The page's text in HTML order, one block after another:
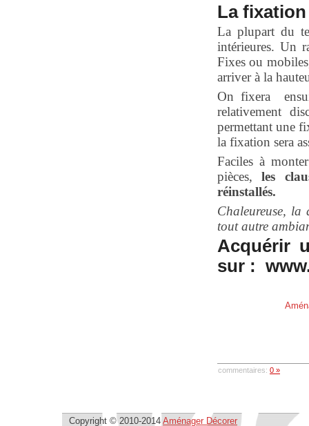
La fixation
La plupart du
intérieures. Un
Fixes ou
arriver à la
On fixera
relativement
permettant une
la fixation sera
Faciles à
pièces, les
réinstallés.
Chaleureuse, la
tout autre
Acquérir
sur :
commentaires: 0 »
Copyright © 2010-2014 Aménager Décorer